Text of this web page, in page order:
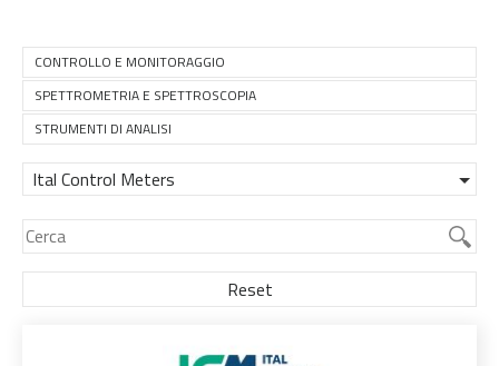
CONTROLLO E MONITORAGGIO
SPETTROMETRIA E SPETTROSCOPIA
STRUMENTI DI ANALISI
Ital Control Meters
Reset